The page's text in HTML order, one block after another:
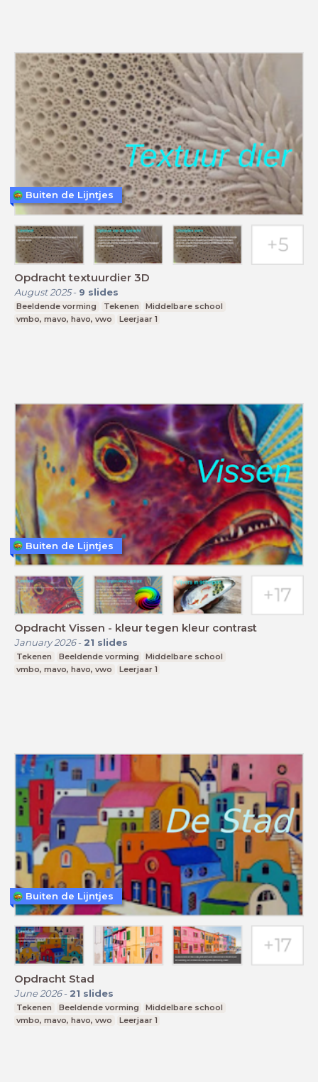
Opdracht textuurdier 3D
August 2025- 9 slides
Beeldende vorming Tekenen
Middelbare school
vmbo, mavo, havo, vwo
Leerjaar 1
Buiten de Lijntjes
Opdracht Vissen - kleur tegen kleur contrast
January 2026- 21 slides
Tekenen Beeldende vorming
Middelbare school
vmbo, mavo, havo, vwo
Leerjaar 1
Buiten de Lijntjes
Opdracht Stad
June 2026- 21 slides
Tekenen Beeldende vorming
Middelbare school
vmbo, mavo, havo, vwo
Leerjaar 1
Buiten de Lijntjes